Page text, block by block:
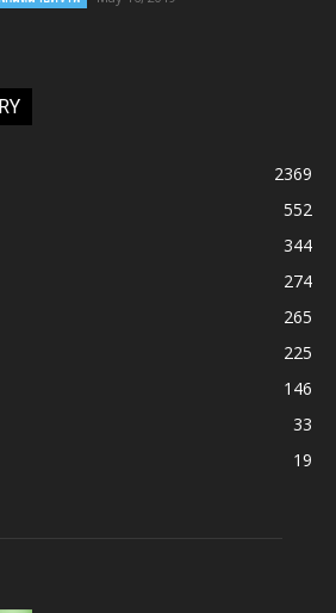
2369
552
344
274
265
225
146
33
19